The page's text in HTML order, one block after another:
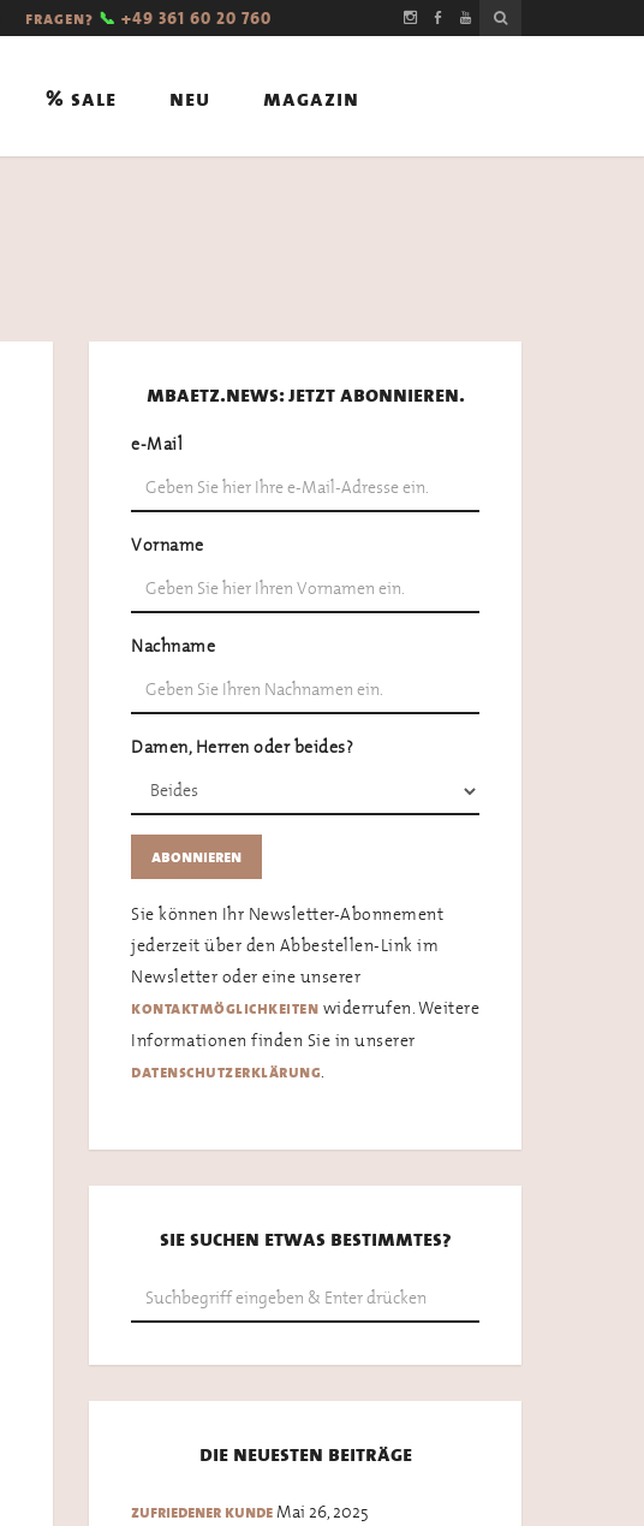
fragen? 📞 +49 361 60 20 760
% sale neu magazin
mbaetz.news: jetzt abonnieren.
e-Mail
Vorname
Nachname
Damen, Herren oder beides?
Sie können Ihr Newsletter-Abonnement
jederzeit über den Abbestellen-Link im
Newsletter oder eine unserer
kontaktmöglichkeiten widerrufen. Weitere
Informationen finden Sie in unserer
datenschutzerklärung.
sie suchen etwas bestimmtes?
die neuesten beiträge
zufriedener kunde Mai 26, 2025